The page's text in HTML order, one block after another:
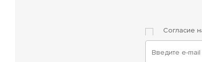
Согласие